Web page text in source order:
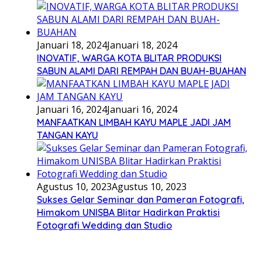
Januari 18, 2024Januari 18, 2024
INOVATIF, WARGA KOTA BLITAR PRODUKSI
SABUN ALAMI DARI REMPAH DAN BUAH-BUAHAN
Januari 16, 2024Januari 16, 2024
MANFAATKAN LIMBAH KAYU MAPLE JADI JAM
TANGAN KAYU
Agustus 10, 2023Agustus 10, 2023
Sukses Gelar Seminar dan Pameran Fotografi,
Himakom UNISBA Blitar Hadirkan Praktisi
Fotografi Wedding dan Studio